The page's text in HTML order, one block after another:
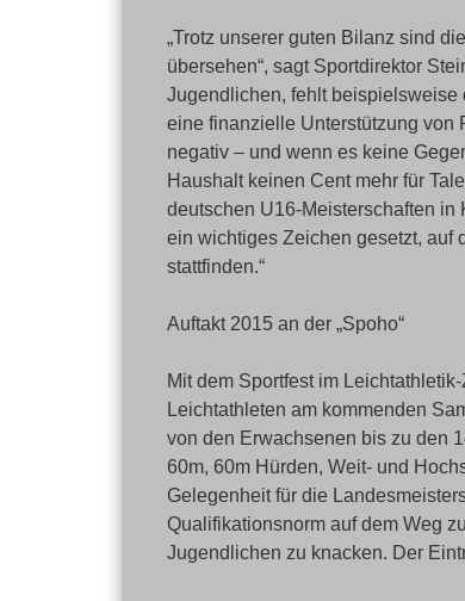
„Trotz unserer guten Bilanz sind
übersehen“, sagt Sportdirektor
Jugendlichen, fehlt beispielsweise
eine finanzielle Unterstützung von
negativ – und wenn es keine
Haushalt keinen Cent mehr für
deutschen U16-Meisterschaften in
ein wichtiges Zeichen gesetzt, auf
stattfinden.“
Auftakt 2015 an der „Spoho“
Mit dem Sportfest im
Leichtathleten am kommenden
von den Erwachsenen bis zu den
60m, 60m Hürden, Weit- und
Gelegenheit für die
Qualifikationsnorm auf dem Weg
Jugendlichen zu knacken. Der